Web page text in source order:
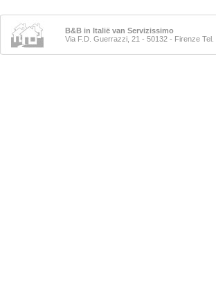
B&B in Italië van Servizissimo
Via F.D. Guerrazzi, 21 - 50132 - Firenze